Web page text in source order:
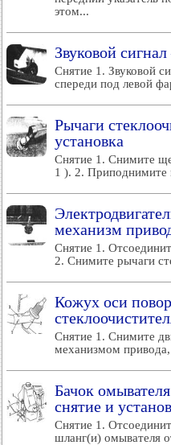
этом...
Звуковой
Снятие 1. Звуковой
спереди под левой
Рычаги
установка
Снятие 1. Снимите
1 ). 2.
механизм
Снятие 1.
2. Снимите рычаги
Кожух оси
Снятие 1. Снимите
механизмом
Бачок
снятие и
Снятие 1.
шланг(и) омывателя